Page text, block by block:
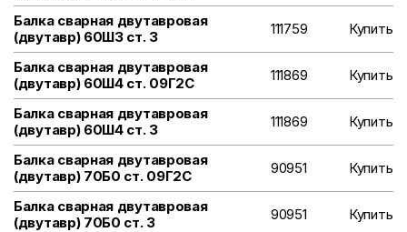
Балка сварная двутавровая
(двутавр) 60Ш3 ст. 3
111759 Купить
Балка сварная двутавровая
(двутавр) 60Ш4 ст. 09Г2С
111869 Купить
Балка сварная двутавровая
(двутавр) 60Ш4 ст. 3
111869 Купить
Балка сварная двутавровая
(двутавр) 70Б0 ст. 09Г2С
90951 Купить
Балка сварная двутавровая
(двутавр) 70Б0 ст. 3
90951 Купить